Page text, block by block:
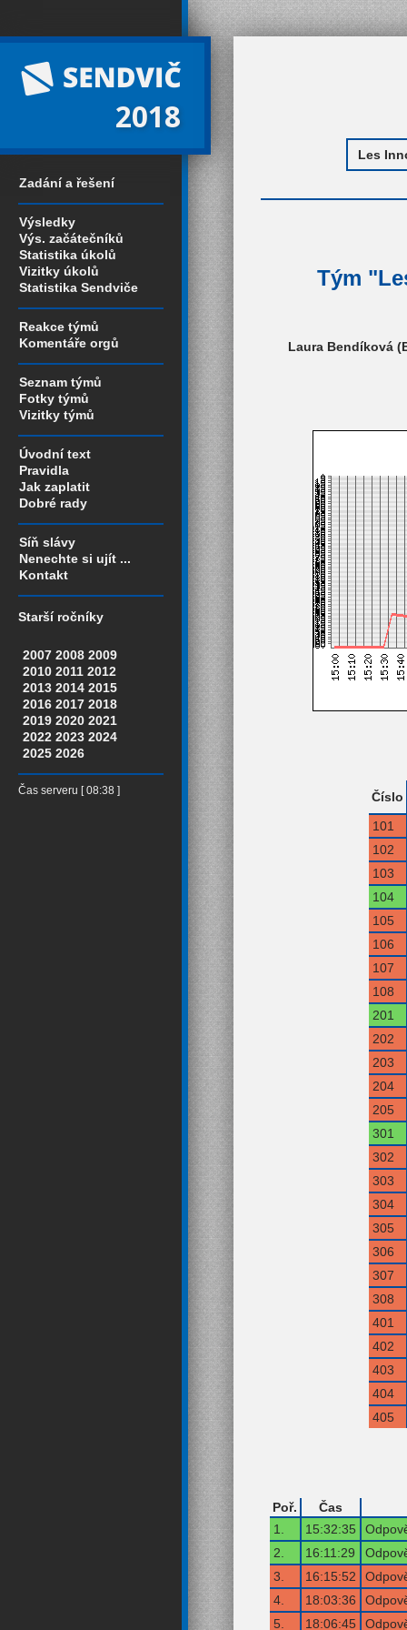
2018
Zadání a řešení
Výsledky
Výs. začátečníků
Statistika úkolů
Vizitky úkolů
Statistika Sendviče
Reakce týmů
Komentáře orgů
Seznam týmů
Fotky týmů
Vizitky týmů
Úvodní text
Pravidla
Jak zaplatit
Dobré rady
Síň slávy
Nenechte si ujít ...
Kontakt
Starší ročníky
2007 2008 2009
2010 2011 2012
2013 2014 2015
2016 2017 2018
2019 2020 2021
2022 2023 2024
2025 2026
Čas serveru [ 08:38 ]
Tým
Laura Bendíková
Číslo
101
102
103
104
105
106
107
108
201
202
203
204
205
301
302
303
304
305
306
307
308
401
402
403
404
405
Poř.
Čas
1.
15:32:35
2.
16:11:29
3.
16:15:52
4.
18:03:36
5.
18:06:45